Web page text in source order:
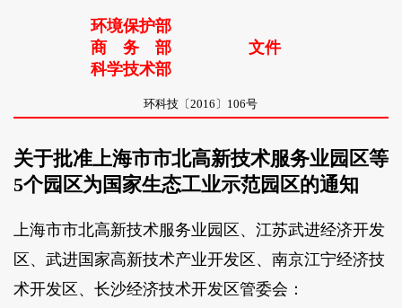
环境保护部
商 务 部
科学技术部
文件
环科技〔2016〕106号
关于批准上海市市北高新技术服务业园区等
5个园区为国家生态工业示范园区的通知
上海市市北高新技术服务业园区、江苏武进经济开发
区、武进国家高新技术产业开发区、南京江宁经济技
术开发区、长沙经济技术开发区管委会：